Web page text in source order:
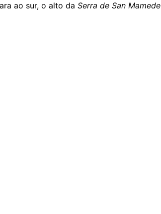
ao sur, o alto da Serra de San Mamede